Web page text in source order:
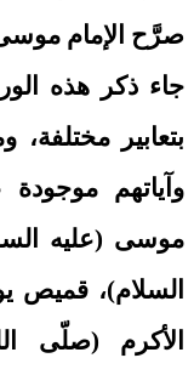
صرَّح الإمام
جاء ذكر هذه
بتعابير مختلفة،
وآياتهم
موسى (عليه
السلام)، قميص
الأكرم (صلّى